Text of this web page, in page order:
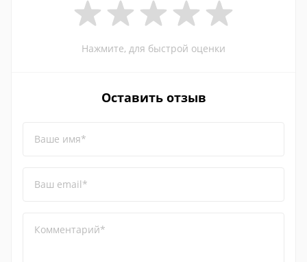
Нажмите, для быстрой оценки
Оставить отзыв
Ваше имя*
Ваш email*
Комментарий*